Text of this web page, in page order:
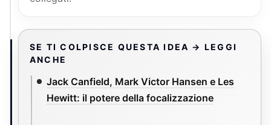
SE TI COLPISCE QUESTA IDEA → LEGGI
ANCHE
Jack Canfield, Mark Victor Hansen e Les
Hewitt: il potere della focalizzazione